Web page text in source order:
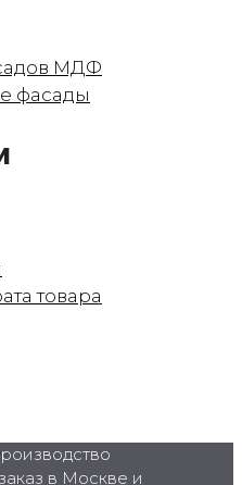
МДФ
фасады
товара
в Москве и